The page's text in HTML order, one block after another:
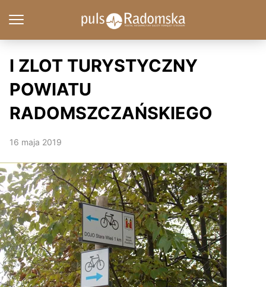
I ZLOT TURYSTYCZNY
POWIATU
RADOMSZCZAŃSKIEGO
16 maja 2019